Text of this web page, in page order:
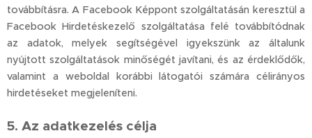
továbbításra. A Facebook Képpont szolgáltatásán keresztül a
Facebook Hirdetéskezelő szolgáltatása felé továbbítódnak
az adatok, melyek segítségével igyekszünk az általunk
nyújtott szolgáltatások minőségét javítani, és az érdeklődők,
valamint a weboldal korábbi látogatói számára célirányos
hirdetéseket megjeleníteni.
5. Az adatkezelés célja